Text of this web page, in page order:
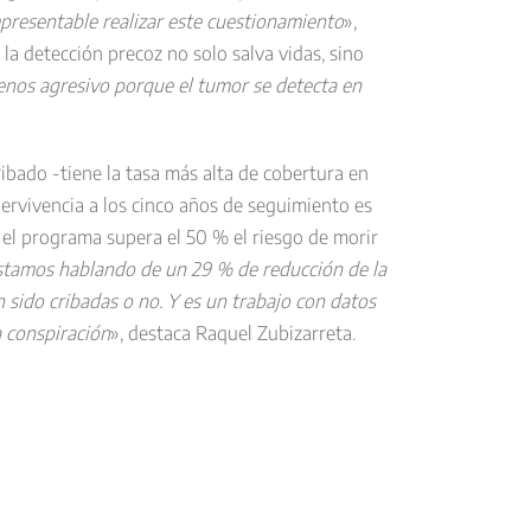
realizar este cuestionamiento»,
detección precoz no solo salva vidas, sino
agresivo porque el tumor se detecta en
-tiene la tasa más alta de cobertura en
a los cinco años de seguimiento es
programa supera el 50 % el riesgo de morir
hablando de un 29 % de reducción de la
cribadas o no. Y es un trabajo con datos
conspiración», destaca Raquel Zubizarreta.